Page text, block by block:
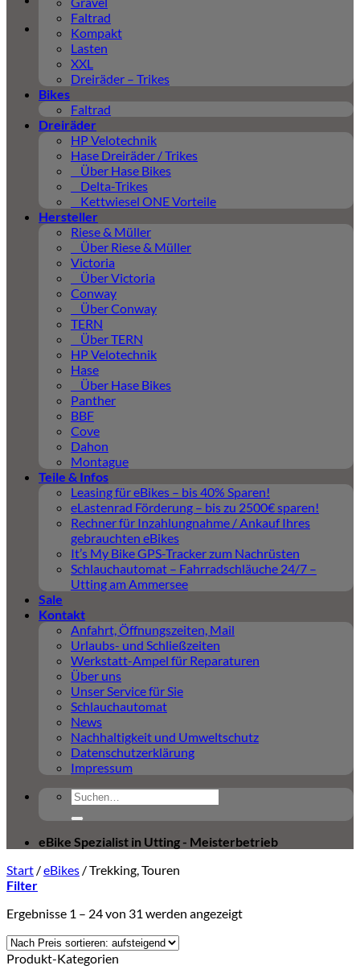
Faltrad
Kompakt
Lasten
XXL
Dreiräder – Trikes
Bikes
Faltrad
Dreiräder
HP Velotechnik
Hase Dreiräder / Trikes
Über Hase Bikes
Delta-Trikes
Kettwiesel ONE Vorteile
Hersteller
Riese & Müller
Über Riese & Müller
Victoria
Über Victoria
Conway
Über Conway
TERN
Über TERN
HP Velotechnik
Hase
Über Hase Bikes
Panther
BBF
Cove
Dahon
Montague
Teile & Infos
Leasing für eBikes – bis 40% Sparen!
eLastenrad Förderung – bis zu 2500€ sparen!
Rechner für Inzahlungnahme / Ankauf Ihres
gebrauchten eBikes
It’s My Bike GPS-Tracker zum Nachrüsten
Schlauchautomat – Fahrradschläuche 24/7 –
Utting am Ammersee
Sale
Kontakt
Anfahrt, Öffnungszeiten, Mail
Urlaubs- und Schließzeiten
Werkstatt-Ampel für Reparaturen
Über uns
Unser Service für Sie
Schlauchautomat
News
Nachhaltigkeit und Umweltschutz
Datenschutzerklärung
Impressum
Suchen
nach:
eBike Spezialist in Utting - Meisterbetrieb
Start /eBikes /Trekking, Touren
Filter
Ergebnisse 1 – 24 von 31 werden angezeigtNach
Produkt-Kategorien